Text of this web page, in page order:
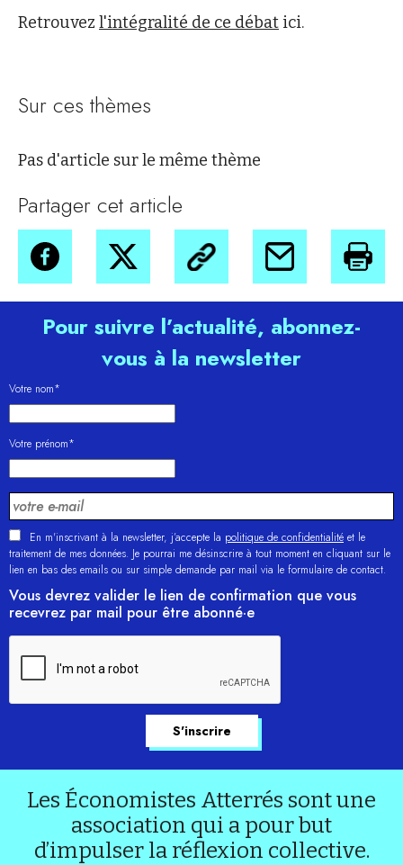
Retrouvez l'intégralité de ce débat ici.
Sur ces thèmes
Pas d'article sur le même thème
Partager cet article
Pour suivre l’actualité, abonnez-
vous à la newsletter
Votre nom*
Votre prénom*
En m'inscrivant à la newsletter, j’accepte la politique de confidentialité et le
traitement de mes données. Je pourrai me désinscrire à tout moment en cliquant sur le
lien en bas des emails ou sur simple demande par mail via le formulaire de contact.
Vous devrez valider le lien de confirmation que vous
recevrez par mail pour être abonné·e
Les Économistes Atterrés sont une
association qui a pour but
d’impulser la réflexion collective.